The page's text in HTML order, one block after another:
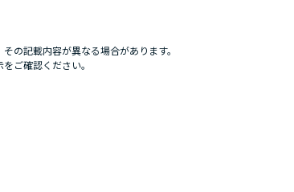
の記載内容が異なる場合があります。
ご確認ください。